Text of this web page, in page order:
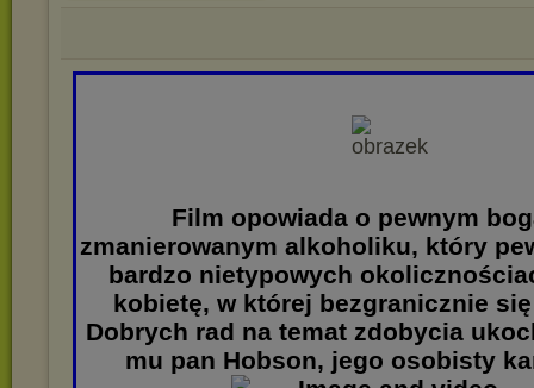
Film opowiada o pewnym
zmanierowanym alkoholiku, który
bardzo nietypowych
kobietę, w której bezgranicznie
Dobrych rad na temat zdobycia
mu pan Hobson, jego osobisty